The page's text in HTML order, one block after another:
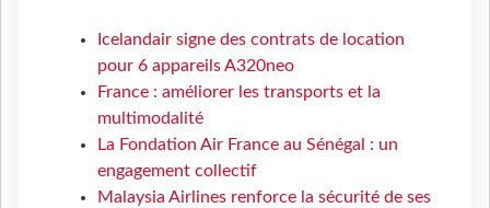
Icelandair signe des contrats de location
pour 6 appareils A320neo
France : améliorer les transports et la
multimodalité
La Fondation Air France au Sénégal : un
engagement collectif
Malaysia Airlines renforce la sécurité de ses